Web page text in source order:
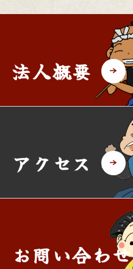
法人概要
アクセス
お問い合わせ